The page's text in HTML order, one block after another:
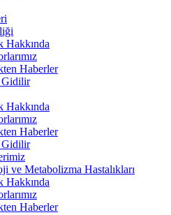
Hakkında
Haberler
Gidilir
Hakkında
Haberler
Gidilir
ve Metabolizma Hastalıkları
Hakkında
Haberler